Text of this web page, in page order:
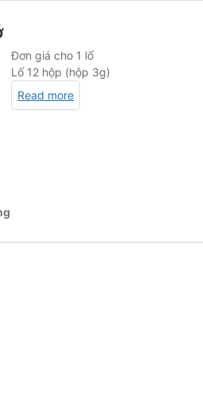
Đơn giá cho 1 lố
Lố 12 hộp (hộp 3g)
Read more